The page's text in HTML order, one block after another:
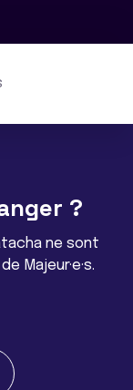
?
ne sont
Majeur·e·s.